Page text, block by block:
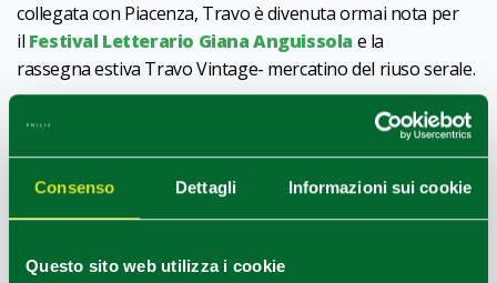
Consenso Dettagli Informazioni sui cookie
Questo sito web utilizza i cookie
collegata con Piacenza, Travo è divenuta ormai nota per
il Festival Letterario Giana Anguissola e la
rassegna estiva Travo Vintage- mercatino del riuso serale.
Una meta consigliata è la piccola frazione di S. Andrea che
centinaia di metri dal borgo. Qui sorgono la piccola Chiesa